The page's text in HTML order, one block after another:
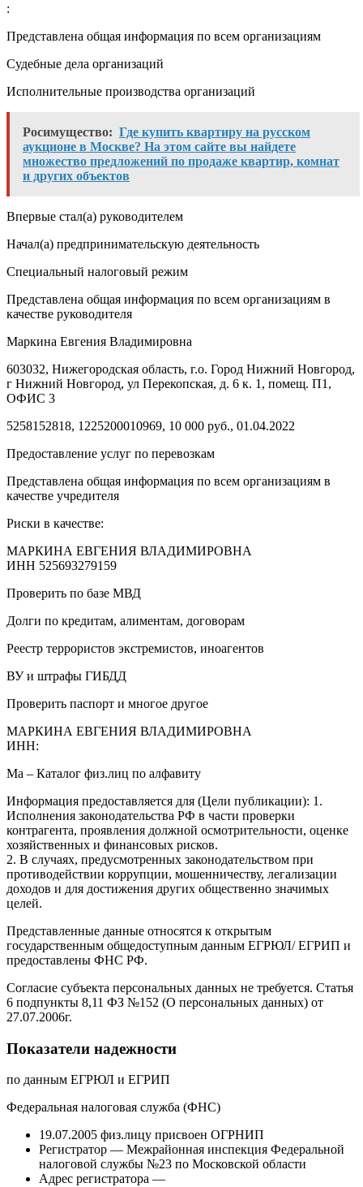
:
Представлена общая информация по всем организациям
Судебные дела организаций
Исполнительные производства организаций
Росимущество: Где купить квартиру на русском
аукционе в Москве? На этом сайте вы найдете
множество предложений по продаже квартир, комнат
и других объектов
Впервые стал(а) руководителем
Начал(а) предпринимательскую деятельность
Специальный налоговый режим
Представлена общая информация по всем организациям в
качестве руководителя
Маркина Евгения Владимировна
603032, Нижегородская область, г.о. Город Нижний Новгород,
г Нижний Новгород, ул Перекопская, д. 6 к. 1, помещ. П1,
ОФИС 3
5258152818, 1225200010969, 10 000 руб., 01.04.2022
Предоставление услуг по перевозкам
Представлена общая информация по всем организациям в
качестве учредителя
Риски в качестве:
МАРКИНА ЕВГЕНИЯ ВЛАДИМИРОВНА
ИНН 525693279159
Проверить по базе МВД
Долги по кредитам, алиментам, договорам
Реестр террористов экстремистов, иноагентов
ВУ и штрафы ГИБДД
Проверить паспорт и многое другое
МАРКИНА ЕВГЕНИЯ ВЛАДИМИРОВНА
ИНН:
Ма – Каталог физ.лиц по алфавиту
Информация предоставляется для (Цели публикации): 1.
Исполнения законодательства РФ в части проверки
контрагента, проявления должной осмотрительности, оценке
хозяйственных и финансовых рисков.
2. В случаях, предусмотренных законодательством при
противодействии коррупции, мошенничеству, легализации
доходов и для достижения других общественно значимых
целей.
Представленные данные относятся к открытым
государственным общедоступным данным ЕГРЮЛ/ ЕГРИП и
предоставлены ФНС РФ.
Согласие субъекта персональных данных не требуется. Статья
6 подпункты 8,11 ФЗ №152 (О персональных данных) от
27.07.2006г.
Показатели надежности
по данным ЕГРЮЛ и ЕГРИП
Федеральная налоговая служба (ФНС)
19.07.2005 физ.лицу присвоен ОГРНИП
Регистратор — Межрайонная инспекция Федеральной
налоговой службы №23 по Московской области
Адрес регистратора —